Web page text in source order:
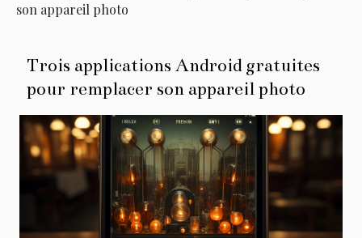
son appareil photo
Trois applications Android gratuites
pour remplacer son appareil photo